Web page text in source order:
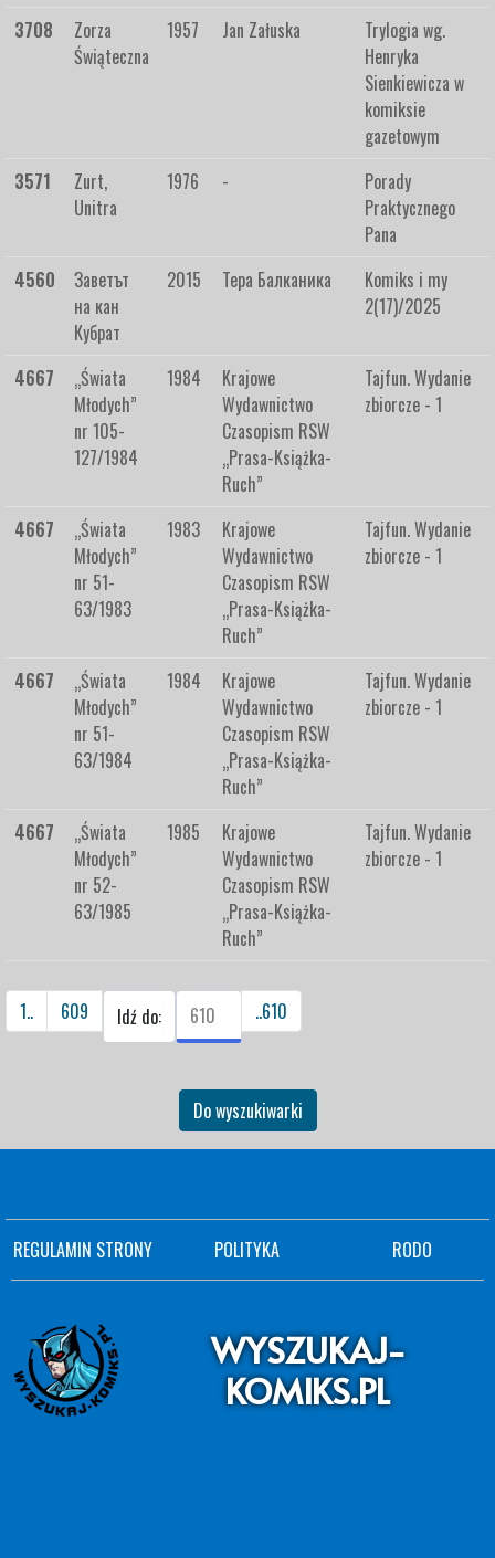
3708
Zorza
Świąteczna
1957 Jan Załuska
Trylogia wg.
Henryka
Sienkiewicza w
komiksie
gazetowym
3571
Zurt,
Unitra
1976 -
Porady
Praktycznego
Pana
4560
Заветът
на кан
Кубрат
2015 Тера Балканика
Komiks i my
2(17)/2025
4667
„Świata
Młodych”
nr 105-
127/1984
1984
Krajowe
Wydawnictwo
Czasopism RSW
„Prasa-Książka-
Ruch”
Tajfun. Wydanie
zbiorcze - 1
4667
„Świata
Młodych”
nr 51-
63/1983
1983
Krajowe
Wydawnictwo
Czasopism RSW
„Prasa-Książka-
Ruch”
Tajfun. Wydanie
zbiorcze - 1
4667
„Świata
Młodych”
nr 51-
63/1984
1984
Krajowe
Wydawnictwo
Czasopism RSW
„Prasa-Książka-
Ruch”
Tajfun. Wydanie
zbiorcze - 1
4667
„Świata
Młodych”
nr 52-
63/1985
1985
Krajowe
Wydawnictwo
Czasopism RSW
„Prasa-Książka-
Ruch”
Tajfun. Wydanie
zbiorcze - 1
1.. 609 Idź do: ..610
Do wyszukiwarki
REGULAMIN STRONY POLITYKA RODO
WYSZUKAJ-
KOMIKS.PL